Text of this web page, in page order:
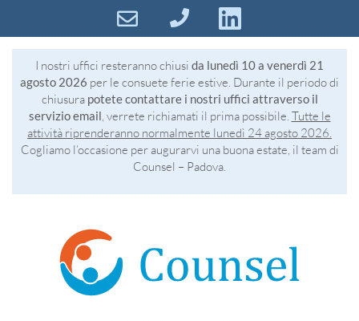
I nostri uffici resteranno chiusi da lunedì 10 a venerdì 21
agosto 2026 per le consuete ferie estive. Durante il periodo di
chiusura potete contattare i nostri uffici attraverso il
servizio email, verrete richiamati il prima possibile. Tutte le
attività riprenderanno normalmente lunedì 24 agosto 2026.
Cogliamo l’occasione per augurarvi una buona estate, il team di
Counsel – Padova.